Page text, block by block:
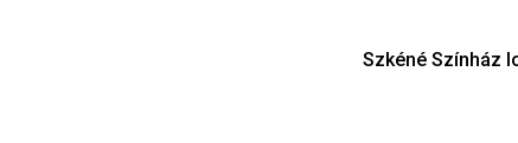
Szkéné Színház